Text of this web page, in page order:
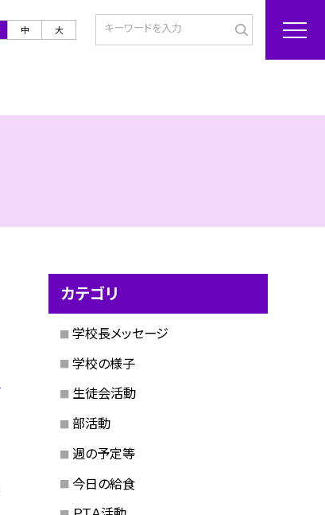
中 大
カテゴリ
学校長メッセージ
学校の様子
生徒会活動
部活動
週の予定等
今日の給食